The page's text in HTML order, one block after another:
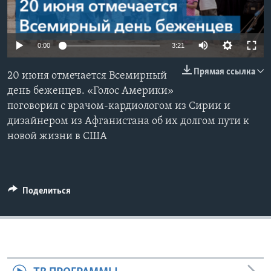
Learning English
Языки
0:00 3:21
Прямая ссылка
20 июня отмечается Всемирный
день беженцев. «Голос Америки»
поговорил с врачом-кардиологом из Сирии и
дизайнером из Афганистана об их долгом пути к
новой жизни в США
Поделиться